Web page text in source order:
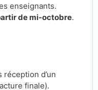
enseignants.
de mi-octobre.
d’un
finale).